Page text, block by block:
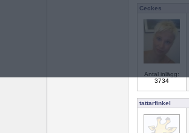
Ceckes
Antal inlägg:
3734
tattarfinkel